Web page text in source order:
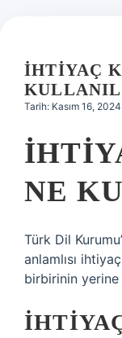
Hakkımızda
İHTIYAÇ
Tarih: Kasım 16, 2024
NE
Türk Dil
anlamlısı
birbirinin yerine